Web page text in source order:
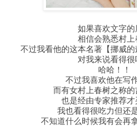
如果喜欢文字的
相信会熟悉村上
不过我看他的这本名著【挪威
对我来说看得很
哈哈！！
不过我喜欢他在写
而有女村上春树之称
也是经由专家推荐才
我也看得很吃力但还
不知道什么时候我有会再